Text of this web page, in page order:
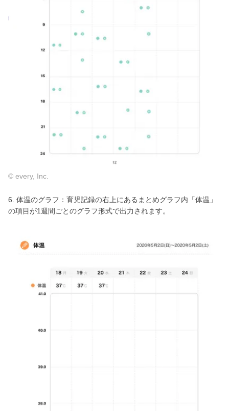
© every, Inc.
6. 体温のグラフ：育児記録の右上にあるまとめグラフ内「体温」
の項目が1週間ごとのグラフ形式で出力されます。